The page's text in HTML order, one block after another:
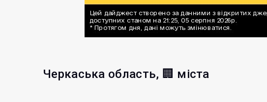
Черкаська область, 🏢 міста